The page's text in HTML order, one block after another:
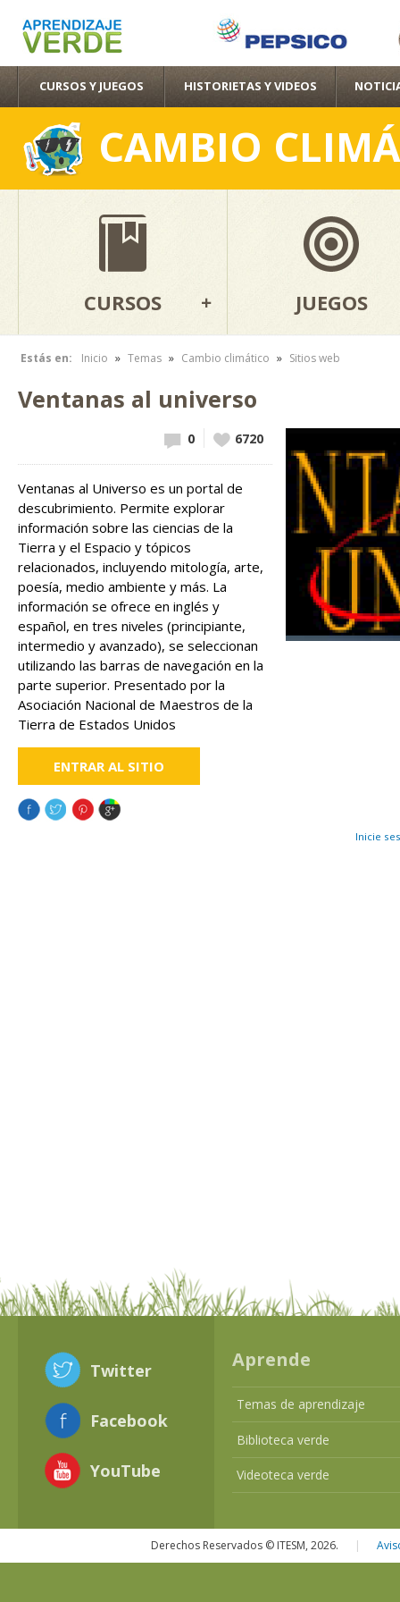
CURSOS Y JUEGOS HISTORIETAS Y VIDEOS
CAMBIO
CURSOS JUEGOS
Estás en:
Se encuentra usted aquí
Inicio » Temas » Cambio climático » Sitios web
Ventanas al universo
6720
Vote
0
Ventanas al Universo es un portal de
descubrimiento. Permite explorar
información sobre las ciencias de la
Tierra y el Espacio y tópicos
relacionados, incluyendo mitología, arte,
poesía, medio ambiente y más. La
información se ofrece en inglés y
español, en tres niveles (principiante,
intermedio y avanzado), se seleccionan
utilizando las barras de navegación en la
parte superior. Presentado por la
Asociación Nacional de Maestros de la
Tierra de Estados Unidos
ENTRAR AL SITIO
Inicie
Twitter
Facebook
YouTube
Aprende
Temas de aprendizaje
Biblioteca verde
Videoteca verde
Derechos Reservados © ITESM, 2026. |